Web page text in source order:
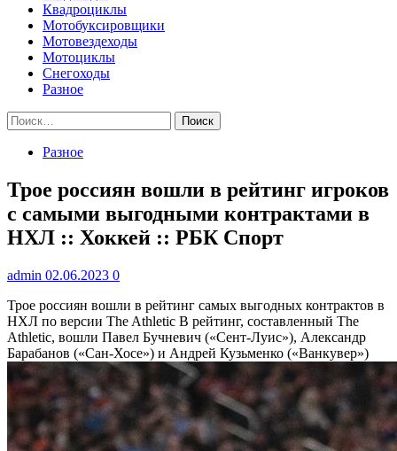
Квадроциклы
Мотобуксировщики
Мотовездеходы
Мотоциклы
Снегоходы
Разное
Найти:
Разное
Трое россиян вошли в рейтинг игроков
с самыми выгодными контрактами в
НХЛ :: Хоккей :: РБК Спорт
admin 02.06.2023 0
Трое россиян вошли в рейтинг самых выгодных контрактов в
НХЛ по версии The Athletic В рейтинг, составленный The
Athletic, вошли Павел Бучневич («Сент-Луис»), Александр
Барабанов («Сан-Хосе») и Андрей Кузьменко («Ванкувер»)